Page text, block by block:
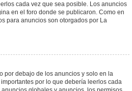
cada vez que sea posible. Los anuncios
en el foro donde se publicaron. Como en
para anuncios son otorgados por La
por debajo de los anuncios y solo en la
por lo que debería leerlos cada